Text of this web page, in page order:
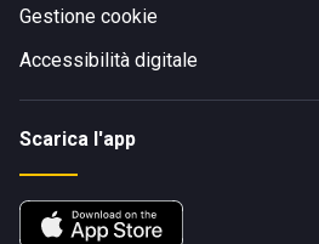
Gestione cookie
Accessibilità digitale
Scarica l'app